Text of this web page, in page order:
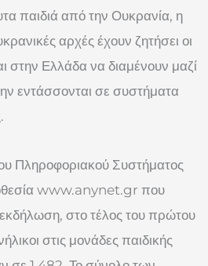
παιδιά από την Ουκρανία, η
αρχές έχουν ζητήσει οι
στην Ελλάδα να διαμένουν μαζί
εντάσσονται σε συστήματα
Πληροφοριακού Συστήματος
www.anynet.gr που
στο τέλος του πρώτου
στις μονάδες παιδικής